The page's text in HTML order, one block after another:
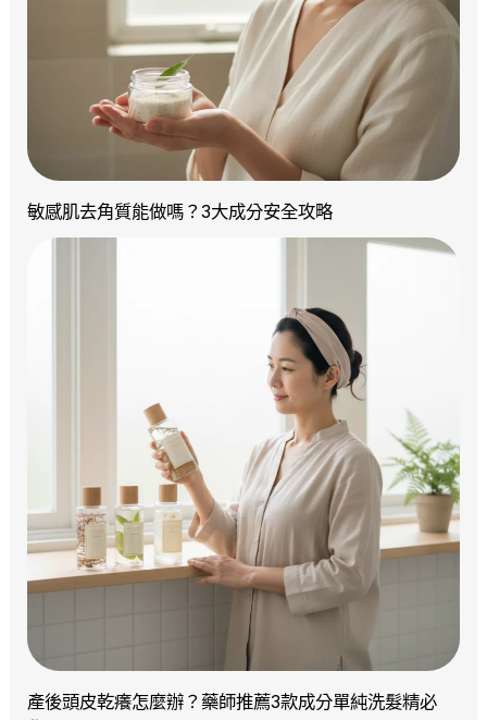
敏感肌去角質能做嗎？3大成分安全攻略
產後頭皮乾癢怎麼辦？藥師推薦3款成分單純洗髮精必